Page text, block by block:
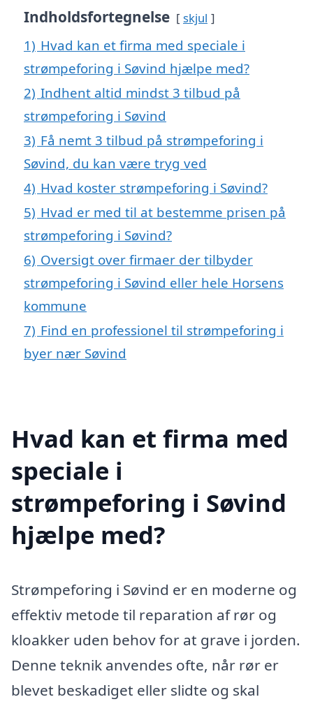
Indholdsfortegnelse skjul
1) Hvad kan et firma med speciale i
strømpeforing i Søvind hjælpe med?
2) Indhent altid mindst 3 tilbud på
strømpeforing i Søvind
3) Få nemt 3 tilbud på strømpeforing i
Søvind, du kan være tryg ved
4) Hvad koster strømpeforing i Søvind?
5) Hvad er med til at bestemme prisen på
strømpeforing i Søvind?
6) Oversigt over firmaer der tilbyder
strømpeforing i Søvind eller hele Horsens
kommune
7) Find en professionel til strømpeforing i
byer nær Søvind
Hvad kan et firma med
speciale i
strømpeforing i Søvind
hjælpe med?
Strømpeforing i Søvind er en moderne og
effektiv metode til reparation af rør og
kloakker uden behov for at grave i jorden.
Denne teknik anvendes ofte, når rør er
blevet beskadiget eller slidte og skal